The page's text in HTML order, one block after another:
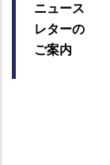
ニュース
レターの
ご案内